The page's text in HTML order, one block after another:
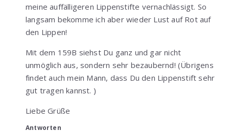
meine auffälligeren Lippenstifte vernachlässigt. So
langsam bekomme ich aber wieder Lust auf Rot auf
den Lippen!
Mit dem 159B siehst Du ganz und gar nicht
unmöglich aus, sondern sehr bezaubernd! (Übrigens
findet auch mein Mann, dass Du den Lippenstift sehr
gut tragen kannst. )
Liebe Grüße
Antworten